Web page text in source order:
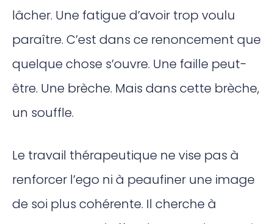
lâcher. Une fatigue d’avoir trop voulu
paraître. C’est dans ce renoncement que
quelque chose s’ouvre. Une faille peut-
être. Une brèche. Mais dans cette brèche,
un souffle.
Le travail thérapeutique ne vise pas à
renforcer l’ego ni à peaufiner une image
de soi plus cohérente. Il cherche à